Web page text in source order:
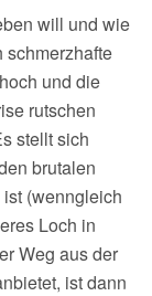
will und wie
schmerzhafte
und die
rutschen
stellt sich
brutalen
(wenngleich
Loch in
Weg aus der
ist dann